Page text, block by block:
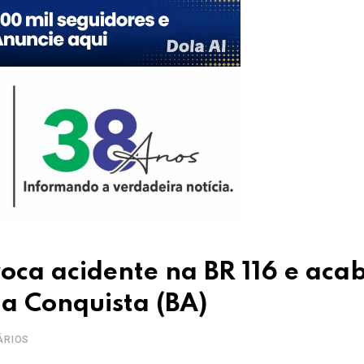
acidente na BR 116 e
Conquista (BA)